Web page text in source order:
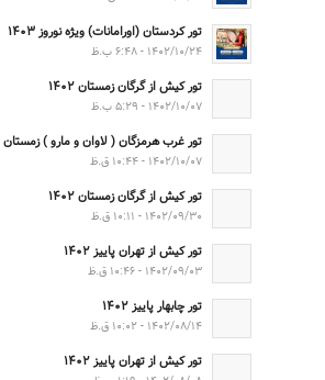
تور کردستان (اورامانات) ویژه نوروز ۱۴۰۳
۱۴۰۲/۱۰/۲۴ - ۶:۴۸ ب.ظ
تور کیش از گرگان زمستان ۱۴۰۲
۱۴۰۲/۱۰/۰۷ - ۵:۲۹ ب.ظ
تور غرب هرمزگان ( لاوان و مارو ) زمستان ۱۴۰۲
۱۴۰۲/۱۰/۰۷ - ۱۰:۴۴ ق.ظ
تور کیش از گرگان زمستان ۱۴۰۲
۱۴۰۲/۰۹/۳۰ - ۱۰:۱۱ ق.ظ
تور کیش از تهران پاییز ۱۴۰۲
۱۴۰۲/۰۹/۰۳ - ۱۰:۴۶ ق.ظ
تور چابهار پاییز ۱۴۰۲
۱۴۰۲/۰۸/۱۴ - ۱۰:۰۲ ق.ظ
تور کیش از تهران پاییز ۱۴۰۲